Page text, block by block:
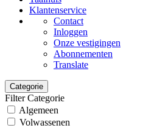
Klantenservice
Contact
Inloggen
Onze vestigingen
Abonnementen
Translate
Categorie
Filter Categorie
Algemeen
Volwassenen